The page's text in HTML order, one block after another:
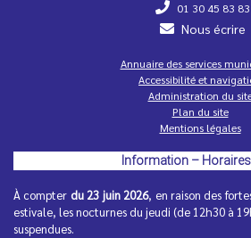
Horaires d'été de vos
de vos commerces...
01 30 45 83 83
Nous écrire
Annuaire des services
Accessibilité et
Administration du
Plan du site
Mentions légales
Information – Horaires
À compter du 23 juin 2026, en raison des
estivale, les nocturnes du jeudi (de 12h30 à
suspendues.